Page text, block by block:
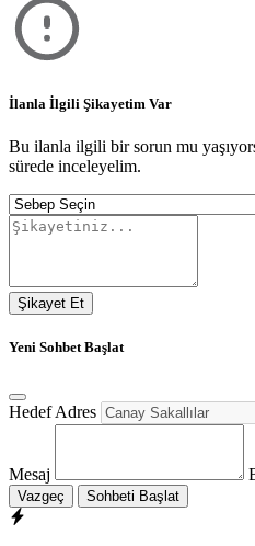
İlanla İlgili Şikayetim Var
Bu ilanla ilgili bir sorun mu
sürede inceleyelim.
Şikayet Et
Yeni Sohbet Başlat
Hedef Adres
Mesaj
Vazgeç Sohbeti Başlat